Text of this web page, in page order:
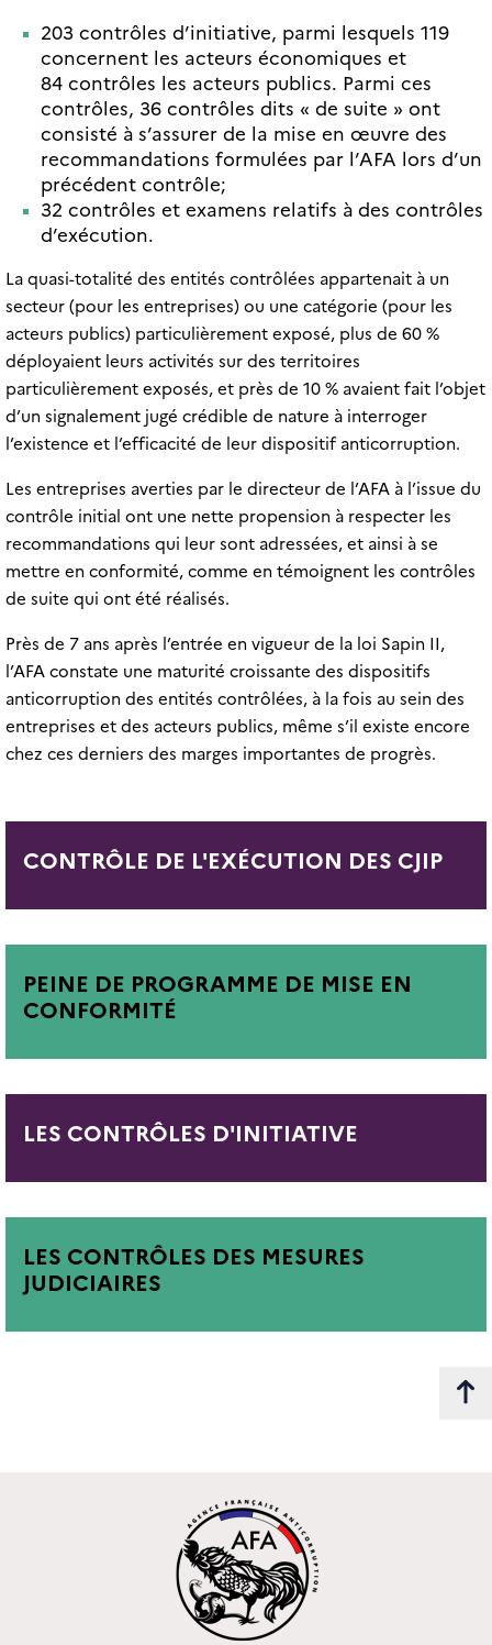
203 contrôles d’initiative, parmi lesquels 119
concernent les acteurs économiques et
84 contrôles les acteurs publics. Parmi ces
contrôles, 36 contrôles dits « de suite » ont
consisté à s’assurer de la mise en œuvre des
recommandations formulées par l’AFA lors d’un
précédent contrôle;
32 contrôles et examens relatifs à des contrôles
d’exécution.
La quasi-totalité des entités contrôlées appartenait à un
secteur (pour les entreprises) ou une catégorie (pour les
acteurs publics) particulièrement exposé, plus de 60 %
déployaient leurs activités sur des territoires
particulièrement exposés, et près de 10 % avaient fait l’objet
d’un signalement jugé crédible de nature à interroger
l’existence et l’efficacité de leur dispositif anticorruption.
Les entreprises averties par le directeur de l’AFA à l’issue du
contrôle initial ont une nette propension à respecter les
recommandations qui leur sont adressées, et ainsi à se
mettre en conformité, comme en témoignent les contrôles
de suite qui ont été réalisés.
Près de 7 ans après l’entrée en vigueur de la loi Sapin II,
l’AFA constate une maturité croissante des dispositifs
anticorruption des entités contrôlées, à la fois au sein des
entreprises et des acteurs publics, même s’il existe encore
chez ces derniers des marges importantes de progrès.
CONTRÔLE DE L'EXÉCUTION DES CJIP
PEINE DE PROGRAMME DE MISE EN
CONFORMITÉ
LES CONTRÔLES D'INITIATIVE
LES CONTRÔLES DES MESURES
JUDICIAIRES